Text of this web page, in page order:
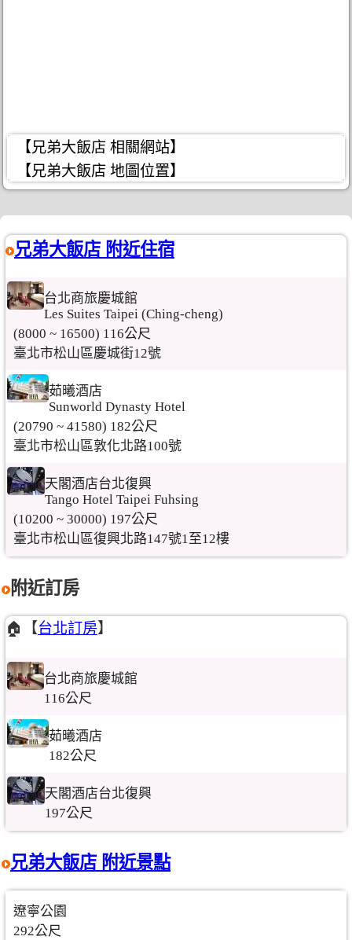
【兄弟大飯店 相關網站】
【兄弟大飯店 地圖位置】
兄弟大飯店 附近住宿
台北商旅慶城館
Les Suites Taipei (Ching-cheng)
(8000 ~ 16500) 116公尺
臺北市松山區慶城街12號
茹曦酒店
Sunworld Dynasty Hotel
(20790 ~ 41580) 182公尺
臺北市松山區敦化北路100號
天閣酒店台北復興
Tango Hotel Taipei Fuhsing
(10200 ~ 30000) 197公尺
臺北市松山區復興北路147號1至12樓
附近訂房
🏠【台北訂房】
台北商旅慶城館
116公尺
茹曦酒店
182公尺
天閣酒店台北復興
197公尺
兄弟大飯店 附近景點
遼寧公園
292公尺